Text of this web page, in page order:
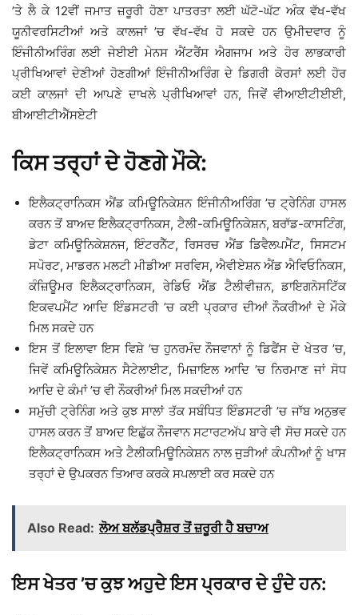
’ਤੇ ਲੈ ਕੇ 12ਵੀਂ ਜਮਾਤ ਜ਼ਰੂਰੀ ਹੋਣਾ ਪਾਤਰਤਾ ਲਈ ਘੱਟੋ-ਘੱਟ ਅੰਕ ਵੱਖ-ਵੱਖ
ਯੂਨੀਵਰਸਿਟੀਆਂ ਅਤੇ ਕਾਲਜਾਂ ’ਚ ਵੱਖ-ਵੱਖ ਹੋ ਸਕਦੇ ਹਨ ਉਮੀਦਵਾਰ ਨੂੰ
ਇੰਜੀਨੀਅਰਿੰਗ ਲਈ ਜੇਈਈ ਮੇਨਸ ਐਂਟਰੈਂਸ ਐਗਜਾਮ ਅਤੇ ਹੋਰ ਲਾਭਕਾਰੀ
ਪ੍ਰੀਖਿਆਵਾਂ ਦੇਣੀਆਂ ਹੋਣਗੀਆਂ ਇੰਜੀਨੀਅਰਿੰਗ ਦੇ ਡਿਗਰੀ ਕੋਰਸਾਂ ਲਈ ਹੋਰ
ਕਈ ਕਾਲਜਾਂ ਦੀ ਆਪਣੇ ਦਾਖਲੇ ਪ੍ਰੀਖਿਆਵਾਂ ਹਨ, ਜਿਵੇਂ ਵੀਆਈਟੀਈਈ,
ਬੀਆਈਟੀਐੱਸਏਟੀ
ਕਿਸ ਤਰ੍ਹਾਂ ਦੇ ਹੋਣਗੇ ਮੌਕੇ:
ਇਲੈਕਟ੍ਰਾਨਿਕਸ ਐਂਡ ਕਮਿਊਨਿਕੇਸ਼ਨ ਇੰਜੀਨੀਅਰਿੰਗ ’ਚ ਟ੍ਰੇਨਿੰਗ ਹਾਸਲ
ਕਰਨ ਤੋਂ ਬਾਅਦ ਇਲੈਕਟ੍ਰਾਨਿਕਸ, ਟੈਲੀ-ਕਮਿਊਨਿਕੇਸ਼ਨ, ਬਰਾੱਡ-ਕਾਸਟਿੰਗ,
ਡੇਟਾ ਕਮਿਊਨਿਕੇਸ਼ਨਜ, ਇੰਟਰਨੈੱਟ, ਰਿਸਰਚ ਐਂਡ ਡਿਵੈਲਪਮੈਂਟ, ਸਿਸਟਮ
ਸਪੋਰਟ, ਮਾਡਰਨ ਮਲਟੀ ਮੀਡੀਆ ਸਰਵਿਸ, ਐਵੀਏਸ਼ਨ ਐਂਡ ਐਵਿਓਨਿਕਸ,
ਕੰਜ਼ਿਊਮਰ ਇਲੈਕਟ੍ਰਾਨਿਕਸ, ਰੇਡਿਓ ਐਂਡ ਟੈਲੀਵੀਜ਼ਨ, ਡਾਇਗਨੋਸਟਿੱਕ
ਇਕਵਪਮੈਂਟ ਆਦਿ ਇੰਡਸਟਰੀ ’ਚ ਕਈ ਪ੍ਰਕਾਰ ਦੀਆਂ ਨੌਕਰੀਆਂ ਦੇ ਮੌਕੇ
ਮਿਲ ਸਕਦੇ ਹਨ
ਇਸ ਤੋਂ ਇਲਾਵਾ ਇਸ ਵਿਸ਼ੇ ’ਚ ਹੁਨਰਮੰਦ ਨੌਜਵਾਨਾਂ ਨੂੰ ਡਿਫੈਂਸ ਦੇ ਖੇਤਰ ’ਚ,
ਜਿਵੇਂ ਕਮਿਊਨਿਕੇਸ਼ਨ ਸੈਟੇਲਾਈਟ, ਮਿਜ਼ਾਇਲ ਆਦਿ ’ਚ ਨਿਰਮਾਣ ਜਾਂ ਸੋਧ
ਆਦਿ ਦੇ ਕੰਮਾਂ ’ਚ ਵੀ ਨੌਕਰੀਆਂ ਮਿਲ ਸਕਦੀਆਂ ਹਨ
ਸਮੁੱਚੀ ਟ੍ਰੇਨਿੰਗ ਅਤੇ ਕੁਝ ਸਾਲਾਂ ਤੱਕ ਸਬੰਧਿਤ ਇੰਡਸਟਰੀ ’ਚ ਜਾੱਬ ਅਨੁਭਵ
ਹਾਸਲ ਕਰਨ ਤੋਂ ਬਾਅਦ ਇਛੁੱਕ ਨੌਜਵਾਨ ਸਟਾਰਟਅੱਪ ਬਾਰੇ ਵੀ ਸੋਚ ਸਕਦੇ ਹਨ
ਇਲੈਕਟ੍ਰਾਨਿਕਸ ਅਤੇ ਟੈਲੀਕਮਿਊਨਿਕੇਸ਼ਨ ਨਾਲ ਜੁੜੀਆਂ ਕੰਪਨੀਆਂ ਨੂੰ ਖਾਸ
ਤਰ੍ਹਾਂ ਦੇ ਉਪਕਰਨ ਤਿਆਰ ਕਰਕੇ ਸਪਲਾਈ ਕਰ ਸਕਦੇ ਹਨ
Also Read: ਲੋਅ ਬਲੱਡਪ੍ਰੈਸ਼ਰ ਤੋਂ ਜ਼ਰੂਰੀ ਹੈ ਬਚਾਅ
ਇਸ ਖੇਤਰ ’ਚ ਕੁਝ ਅਹੁਦੇ ਇਸ ਪ੍ਰਕਾਰ ਦੇ ਹੁੰਦੇ ਹਨ: